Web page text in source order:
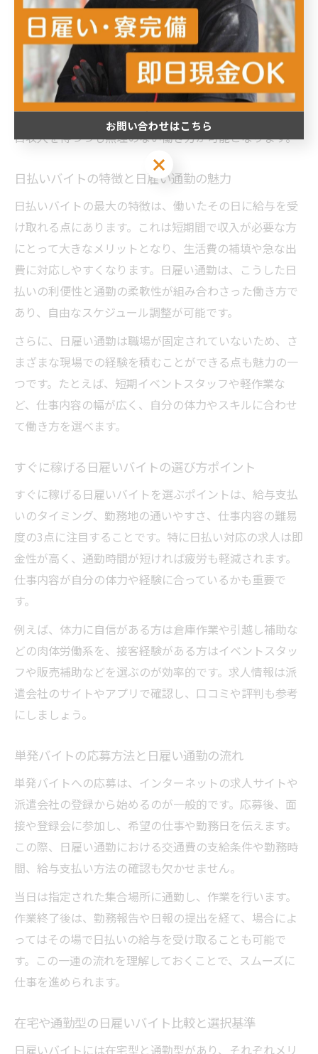
業やイベントスタッフなどは、働いたその日に報酬が受
け取れることが多い仕事です。
また、日雇いの仕事は未経験者でも応募しやすく、特別
な資格が不要なため、初めての方でも挑戦しやすい働き
方と言えます。これらのポイントを押さえることで、即
日収入を得つつも無理のない働き方が可能となります。
日払いバイトの特徴と日雇い通勤の魅力
日払いバイトの最大の特徴は、働いたその日に給与を受
け取れる点にあります。これは短期間で収入が必要な方
にとって大きなメリットとなり、生活費の補填や急な出
費に対応しやすくなります。日雇い通勤は、こうした日
払いの利便性と通勤の柔軟性が組み合わさった働き方で
あり、自由なスケジュール調整が可能です。
さらに、日雇い通勤は職場が固定されていないため、さ
まざまな現場での経験を積むことができる点も魅力の一
つです。たとえば、短期イベントスタッフや軽作業な
ど、仕事内容の幅が広く、自分の体力やスキルに合わせ
て働き方を選べます。
すぐに稼げる日雇いバイトの選び方ポイント
すぐに稼げる日雇いバイトを選ぶポイントは、給与支払
いのタイミング、勤務地の通いやすさ、仕事内容の難易
度の3点に注目することです。特に日払い対応の求人は即
金性が高く、通勤時間が短ければ疲労も軽減されます。
仕事内容が自分の体力や経験に合っているかも重要で
す。
例えば、体力に自信がある方は倉庫作業や引越し補助な
どの肉体労働系を、接客経験がある方はイベントスタッ
フや販売補助などを選ぶのが効率的です。求人情報は派
遣会社のサイトやアプリで確認し、口コミや評判も参考
にしましょう。
単発バイトの応募方法と日雇い通勤の流れ
単発バイトへの応募は、インターネットの求人サイトや
派遣会社の登録から始めるのが一般的です。応募後、面
接や登録会に参加し、希望の仕事や勤務日を伝えます。
この際、日雇い通勤における交通費の支給条件や勤務時
間、給与支払い方法の確認も欠かせません。
当日は指定された集合場所に通勤し、作業を行います。
作業終了後は、勤務報告や日報の提出を経て、場合によ
ってはその場で日払いの給与を受け取ることも可能で
す。この一連の流れを理解しておくことで、スムーズに
仕事を進められます。
在宅や通勤型の日雇いバイト比較と選択基準
日雇いバイトには在宅型と通勤型があり、それぞれメリ
お問い合わせはこちら
お問い合わせはこちら